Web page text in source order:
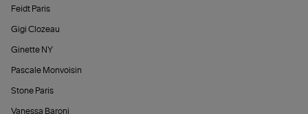
Feidt Paris
Gigi Clozeau
Ginette NY
Pascale Monvoisin
Stone Paris
Vanessa Baroni